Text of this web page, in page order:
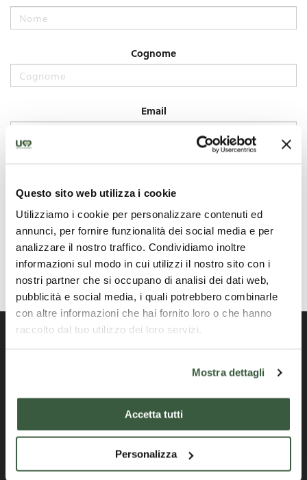
Questo sito web utilizza i cookie
Utilizziamo i cookie per personalizzare contenuti ed
annunci, per fornire funzionalità dei social media e per
analizzare il nostro traffico. Condividiamo inoltre
informazioni sul modo in cui utilizzi il nostro sito con i
nostri partner che si occupano di analisi dei dati web,
pubblicità e social media, i quali potrebbero combinarle
con altre informazioni che hai fornito loro o che hanno
raccolto dal tuo utilizzo dei loro servizi.
Mostra dettagli
Accetta tutti
Personalizza
Portale ufficiale della Regione Umbria